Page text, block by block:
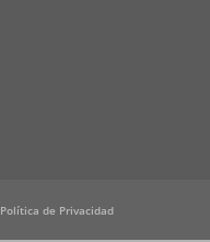
Política de Privacidad